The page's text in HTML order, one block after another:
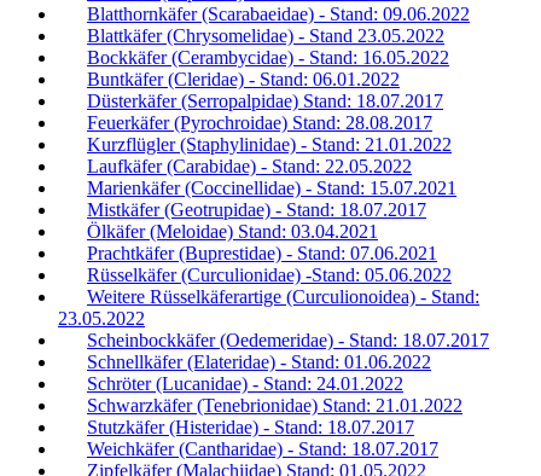
Blatthornkäfer (Scarabaeidae) - Stand: 09.06.2022
Blattkäfer (Chrysomelidae) - Stand 23.05.2022
Bockkäfer (Cerambycidae) - Stand: 16.05.2022
Buntkäfer (Cleridae) - Stand: 06.01.2022
Düsterkäfer (Serropalpidae) Stand: 18.07.2017
Feuerkäfer (Pyrochroidae) Stand: 28.08.2017
Kurzflügler (Staphylinidae) - Stand: 21.01.2022
Laufkäfer (Carabidae) - Stand: 22.05.2022
Marienkäfer (Coccinellidae) - Stand: 15.07.2021
Mistkäfer (Geotrupidae) - Stand: 18.07.2017
Ölkäfer (Meloidae) Stand: 03.04.2021
Prachtkäfer (Buprestidae) - Stand: 07.06.2021
Rüsselkäfer (Curculionidae) -Stand: 05.06.2022
Weitere Rüsselkäferartige (Curculionoidea) - Stand:
23.05.2022
Scheinbockkäfer (Oedemeridae) - Stand: 18.07.2017
Schnellkäfer (Elateridae) - Stand: 01.06.2022
Schröter (Lucanidae) - Stand: 24.01.2022
Schwarzkäfer (Tenebrionidae) Stand: 21.01.2022
Stutzkäfer (Histeridae) - Stand: 18.07.2017
Weichkäfer (Cantharidae) - Stand: 18.07.2017
Zipfelkäfer (Malachiidae) Stand: 01.05.2022